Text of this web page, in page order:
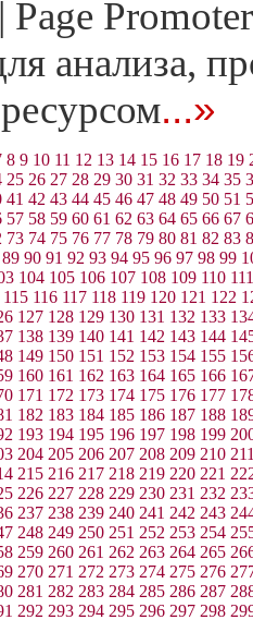
| Page
анализа,
...»
8 9 10 11 12 13 14 15 16 17 18 19
25 26 27 28 29 30 31 32 33 34 35
41 42 43 44 45 46 47 48 49 50 51
57 58 59 60 61 62 63 64 65 66 67
73 74 75 76 77 78 79 80 81 82 83
89 90 91 92 93 94 95 96 97 98 99
104 105 106 107 108 109 110 111
115 116 117 118 119 120 121 122
127 128 129 130 131 132 133
138 139 140 141 142 143 144
149 150 151 152 153 154 155
160 161 162 163 164 165 166
171 172 173 174 175 176 177
182 183 184 185 186 187 188
193 194 195 196 197 198 199
204 205 206 207 208 209 210
215 216 217 218 219 220 221
226 227 228 229 230 231 232
237 238 239 240 241 242 243
248 249 250 251 252 253 254
259 260 261 262 263 264 265
270 271 272 273 274 275 276
281 282 283 284 285 286 287
292 293 294 295 296 297 298